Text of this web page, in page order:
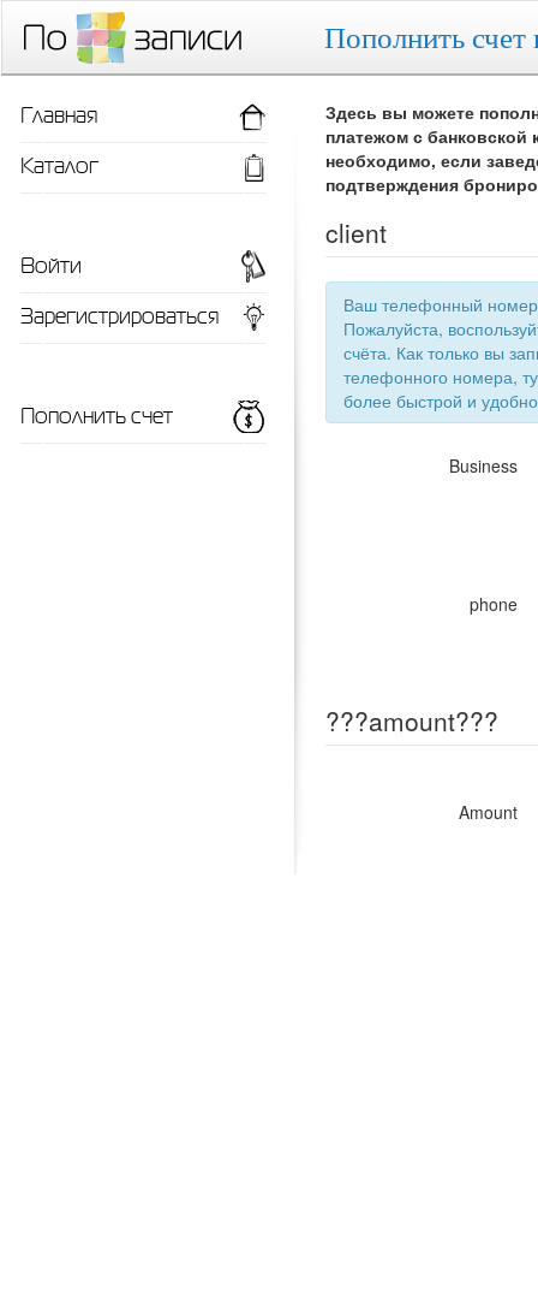
Пополнить счет
Здесь вы можете
платежом с
необходимо, если
подтверждения
client
Ваш телефонный номер
Пожалуйста,
счёта. Как только вы
телефонного номера,
более
Business
phone
???amount???
Amount
Главная
Каталог
Войти
Зарегистрироваться
Пополнить счет